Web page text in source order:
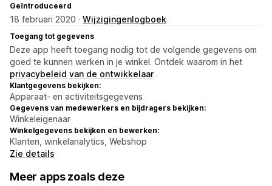
Geïntroduceerd
18 februari 2020 · Wijzigingenlogboek
Toegang tot gegevens
Deze app heeft toegang nodig tot de volgende gegevens om
goed te kunnen werken in je winkel. Ontdek waarom in het
privacybeleid van de ontwikkelaar .
Klantgegevens bekijken:
Apparaat- en activiteitsgegevens
Gegevens van medewerkers en bijdragers bekijken:
Winkeleigenaar
Winkelgegevens bekijken en bewerken:
Klanten, winkelanalytics, Webshop
Zie details
Meer apps zoals deze